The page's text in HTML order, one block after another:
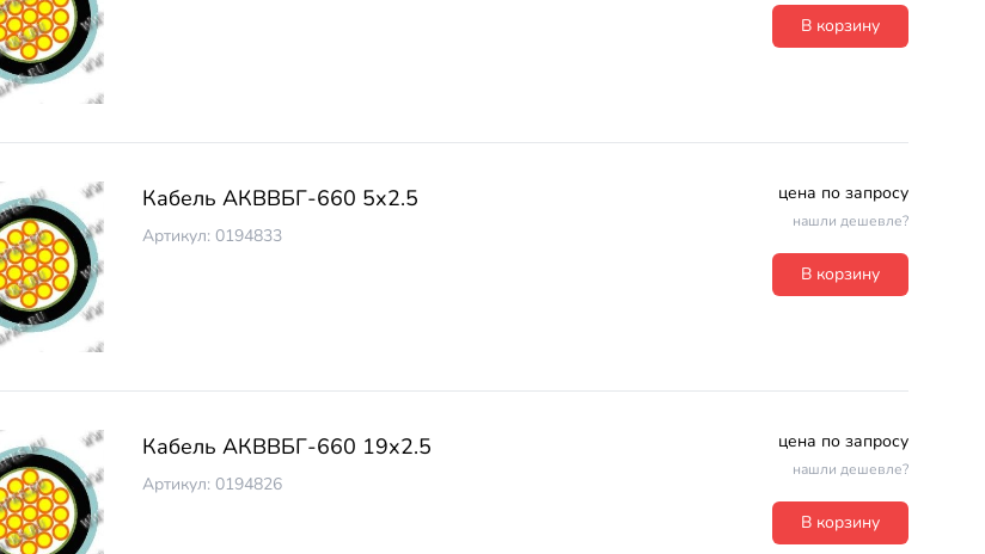
В корзину
Кабель АКВВБГ-660 5х2.5
Артикул: 0194833
цена по запросу
нашли дешевле?
В корзину
Кабель АКВВБГ-660 19х2.5
Артикул: 0194826
цена по запросу
нашли дешевле?
В корзину